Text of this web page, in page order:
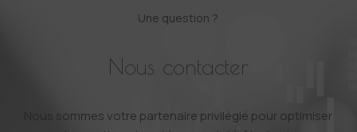
Une question ?
Nous contacter
Nous sommes votre partenaire privilégié pour optimiser